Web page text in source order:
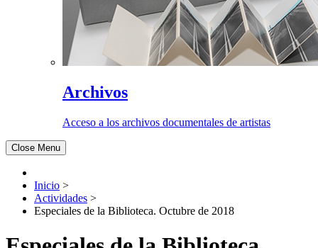
Archivos
Acceso a los archivos documentales de artistas
Close Menu
Inicio >
Actividades >
Especiales de la Biblioteca. Octubre de 2018